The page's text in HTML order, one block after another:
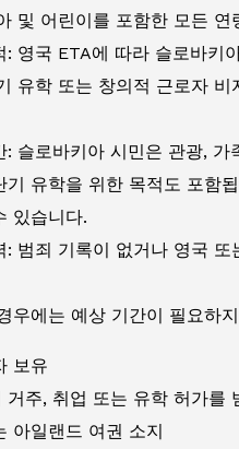
및 어린이를 포함한 모든
: 영국 ETA에 따라 슬로바키
유학 또는 창의적 근로자
: 슬로바키아 시민은 관광,
기 유학을 위한 목적도 포함
있습니다.
: 범죄 기록이 없거나 영국
우에는 예상 기간이 필요하
보유
거주, 취업 또는 유학 허가를
아일랜드 여권 소지